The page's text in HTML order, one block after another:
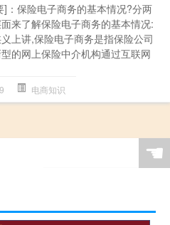
]：保险电子商务的基本情况?分两
来了解保险电子商务的基本情况:
上讲,保险电子商务是指保险公司
的网上保险中介机构通过互联网
电商知识
☚